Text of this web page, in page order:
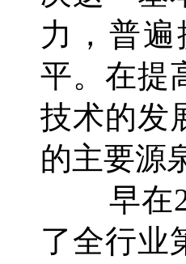
力，普
平。在提
技术的发
的主要源
早在
了全行业